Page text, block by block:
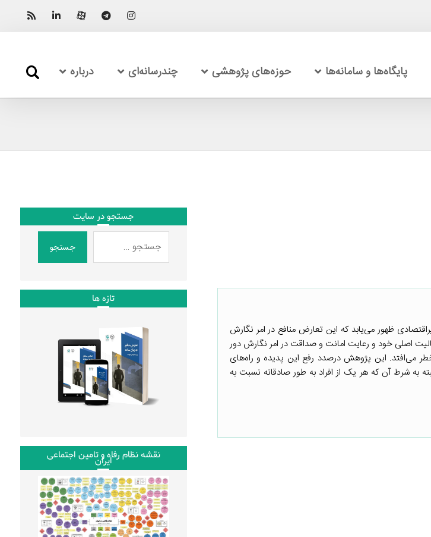
پایگاه‌ها و سامانه‌ها حوزه‌های پژوهشی چندرسانه‌ای درباره
ظهور می‌یابد که این تعارض منافع در امر نگارش
اصلی خود و رعایت امانت و صداقت در امر نگارش دور
می‌افتد. این پژوهش درصدد رفع این پدیده و راه‌های
به شرط آن که هر یک از افراد به طور صادقانه نسبت به
جستجو در سایت
جستجو
تازه ها
نقشه نظام رفاه و تامین اجتماعی
ایران